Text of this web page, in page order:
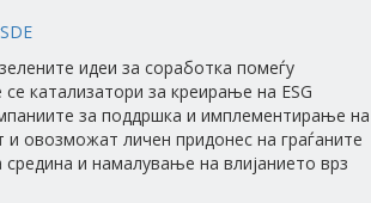
идеи за соработка помеѓу
катализатори за креирање на ESG
за поддршка и имплементирање на
и овозможат личен придонес на граѓаните
и намалување на влијанието врз